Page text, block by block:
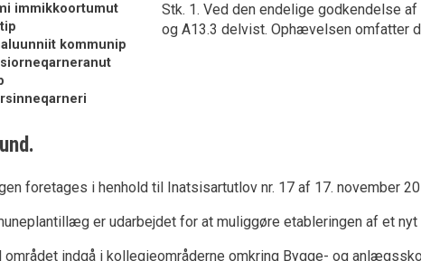
immikkoortumut
kommunip
Stk. 1. Ved den endelige godkendelse
og A13.3 delvist. Ophævelsen omfatter
foretages i henhold til Inatsisartutlov nr. 17 af 17. november
er udarbejdet for at muliggøre etableringen af et
området indgå i kollegieområderne omkring Bygge- og